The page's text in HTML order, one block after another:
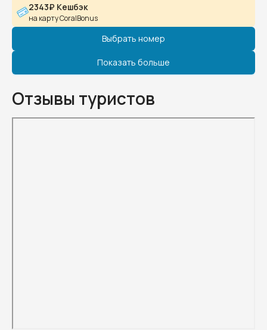
2343₽ Кешбэк
на карту CoralBonus
Выбрать номер
Показать больше
Отзывы туристов